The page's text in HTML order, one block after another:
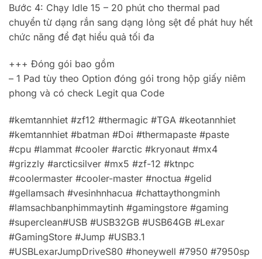
Bước 4: Chạy Idle 15 – 20 phút cho thermal pad
chuyển từ dạng rắn sang dạng lỏng sệt để phát huy hết
chức năng để đạt hiểu quả tối đa
+++ Đóng gói bao gồm
– 1 Pad tùy theo Option đóng gói trong hộp giấy niêm
phong và có check Legit qua Code
#kemtannhiet #zf12 #thermagic #TGA #keotannhiet
#kemtannhiet #batman #Doi #thermapaste #paste
#cpu #lammat #cooler #arctic #kryonaut #mx4
#grizzly #arcticsilver #mx5 #zf-12 #ktnpc
#coolermaster #cooler-master #noctua #gelid
#gellamsach #vesinhnhacua #chattaythongminh
#lamsachbanphimmaytinh #gamingstore #gaming
#superclean#USB #USB32GB #USB64GB #Lexar
#GamingStore #Jump #USB3.1
#USBLexarJumpDriveS80 #honeywell #7950 #7950sp